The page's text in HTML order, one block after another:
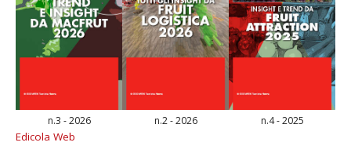
n.3 - 2026 n.2 - 2026 n.4 - 2025
Edicola Web